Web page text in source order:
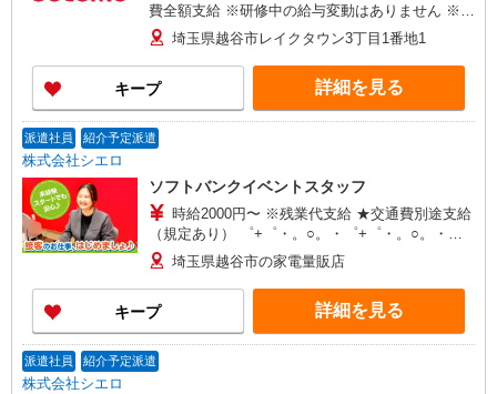
費全額支給 ※研修中の給与変動はありません ※年
2回の昇給チャンスあり
埼玉県越谷市レイクタウン3丁目1番地1
キープ 詳細を見る
派遣社員 紹介予定派遣
株式会社シエロ
ソフトバンクイベントスタッフ
時給2000円〜 ※残業代支給 ★交通費別途支給
（規定あり） ゜+゜・。○。・゜+゜・。○。・゜
+゜ 入社祝い金10万円支給(規定有) お友達を紹介
頂くと, インセンティブ支給(規定有) ★月2回払
い・週払い可能（規程有）★ ゜・。○。・゜
+゜・。○。・゜+゜
埼玉県越谷市の家電量販店
キープ 詳細を見る
派遣社員 紹介予定派遣
株式会社シエロ